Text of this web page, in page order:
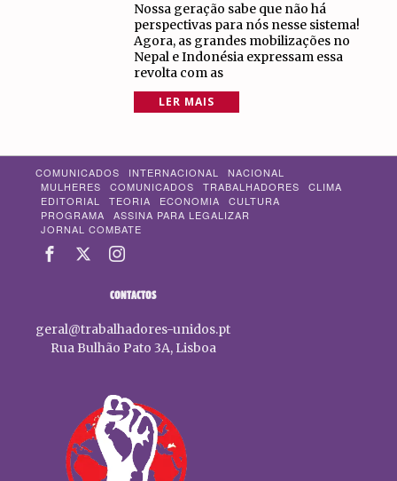
Nossa geração sabe que não há
perspectivas para nós nesse sistema!
Agora, as grandes mobilizações no
Nepal e Indonésia expressam essa
revolta com as
LER MAIS
COMUNICADOS INTERNACIONAL
NACIONAL
MULHERES
COMUNICADOS TRABALHADORES
CLIMA
EDITORIAL
TEORIA ECONOMIA
CULTURA
PROGRAMA
ASSINA PARA LEGALIZAR
JORNAL COMBATE
CONTACTOS
geral@trabalhadores-unidos.pt
Rua Bulhão Pato 3A, Lisboa